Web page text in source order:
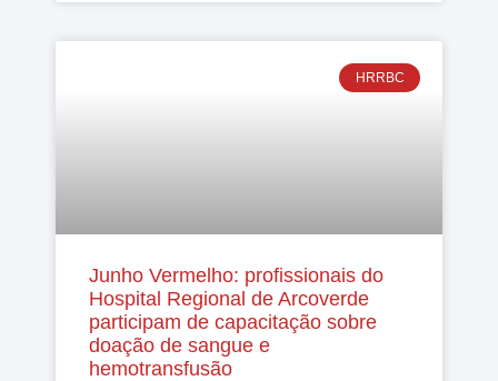
HRRBC
Junho Vermelho: profissionais do
Hospital Regional de Arcoverde
participam de capacitação sobre
doação de sangue e
hemotransfusão